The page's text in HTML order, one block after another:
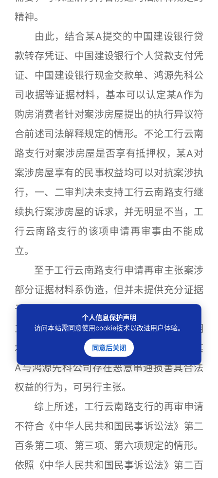
精神。
由此，结合某A提交的中国建设银行贷
款转存凭证、中国建设银行个人贷款支付凭
证、中国建设银行现金交款单、鸿源先科公
司收据等证据材料，基本可以认定某A作为
购房消费者针对案涉房屋提出的执行异议符
合前述司法解释规定的情形。不论工行云南
路支行对案涉房屋是否享有抵押权，某A对
案涉房屋享有的民事权益均可以对抗案涉执
行，一、二审判决未支持工行云南路支行继
续执行案涉房屋的诉求，并无明显不当，工
行云南路支行的该项申请再审事由不能成
立。
至于工行云南路支行申请再审主张案涉
部分证据材料系伪造，但并未提供充分证据
予以佐证，该项申请再审事由亦不能成立。
工行云南路支行如果发现新的证据能够证明
本案存在虚假诉讼，或者有新的证据证实某
A与鸿源先科公司存在恶意串通损害其合法
权益的行为，可另行主张。
综上所述，工行云南路支行的再审申请
不符合《中华人民共和国民事诉讼法》第二
百条第二项、第三项、第六项规定的情形。
依照《中华人民共和国民事诉讼法》第二百
个人信息保护声明
访问本站需同意使用cookie技术以改进用户体验。
同意后关闭